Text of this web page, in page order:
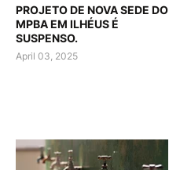
PROJETO DE NOVA SEDE DO
MPBA EM ILHÉUS É
SUSPENSO.
April 03, 2025